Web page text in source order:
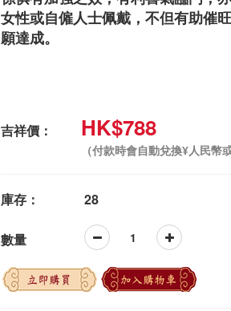
女性或自僱人士佩戴，不但有助催
願達成。
吉祥價： HK$788
（付款時會自動兌換¥人民幣
庫存： 28
數量
立即購買 加入購物車